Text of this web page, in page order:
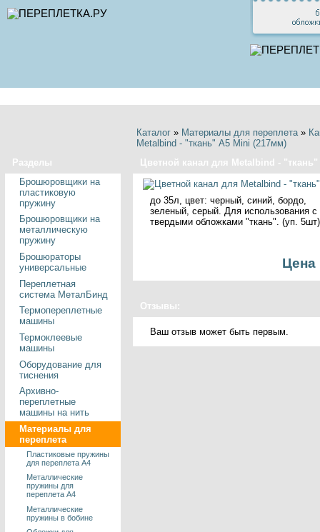
Каталог » Материалы для переплета »
Metalbind - "ткань" А5 Mini (217мм)
Цветной канал для Metalbind -
до 35л, цвет: черный, синий, бордо,
зеленый, серый. Для использования с
твердыми обложками "ткань". (уп. 5шт)
Цена
Отзывы:
Ваш отзыв может быть первым.
Разделы
Брошюровщики на
пластиковую
пружину
Брошюровщики на
металлическую
пружину
Брошюраторы
универсальные
Переплетная
система МеталБинд
Термопереплетные
машины
Термоклеевые
машины
Оборудование для
тиснения
Архивно-
переплетные
машины на нить
Материалы для
переплета
Пластиковые пружины
для переплета А4
Металлические
пружины для
переплета А4
Металлические
пружины в бобине